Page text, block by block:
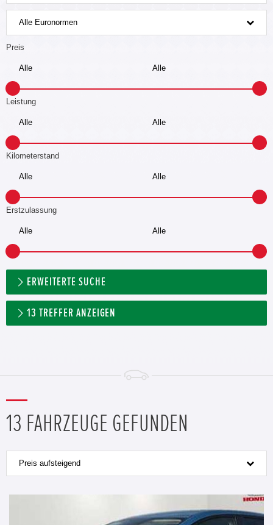
Alle Euronormen
Preis
Leistung
Kilometerstand
Erstzulassung
ERWEITERTE SUCHE
13 TREFFER ANZEIGEN
13 FAHRZEUGE GEFUNDEN
Preis aufsteigend